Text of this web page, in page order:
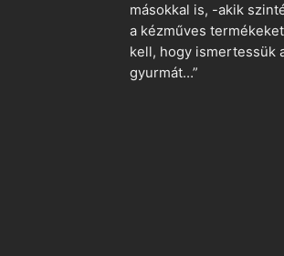
másokkal is, -akik
a kézműves
kell, hogy ismertessük
gyurmát…”